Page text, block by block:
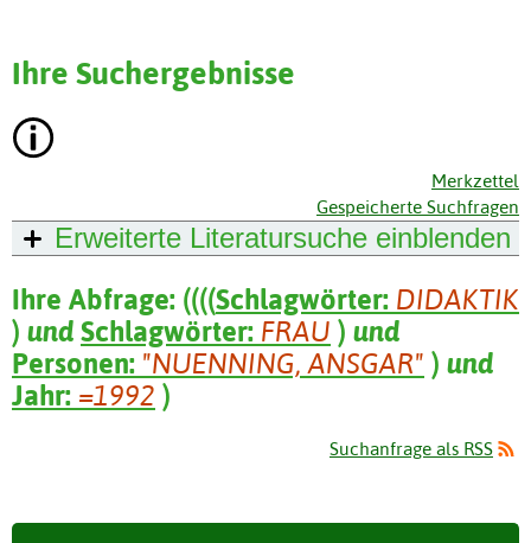
Ihre Suchergebnisse
Merkzettel
Gespeicherte Suchfragen
Erweiterte Literatursuche einblenden
Ihre Abfrage: ((((Schlagwörter: DIDAKTIK
) und Schlagwörter: FRAU ) und
Personen: "NUENNING, ANSGAR" ) und
Jahr: =1992 )
Suchanfrage als RSS